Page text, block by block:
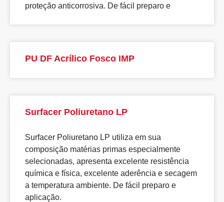
proteção anticorrosiva. De fácil preparo e
PU DF Acrílico Fosco IMP
Surfacer Poliuretano LP
Surfacer Poliuretano LP utiliza em sua
composição matérias primas especialmente
selecionadas, apresenta excelente resistência
química e física, excelente aderência e secagem
a temperatura ambiente. De fácil preparo e
aplicação.